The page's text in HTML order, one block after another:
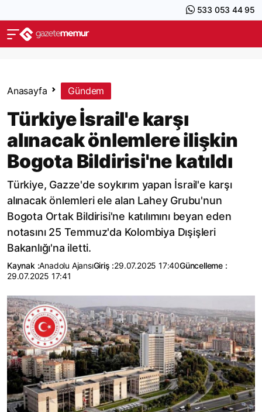
533 053 44 95
Anasayfa Gündem
Türkiye İsrail'e karşı
alınacak önlemlere ilişkin
Bogota Bildirisi'ne katıldı
Türkiye, Gazze'de soykırım yapan İsrail'e karşı
alınacak önlemleri ele alan Lahey Grubu'nun
Bogota Ortak Bildirisi'ne katılımını beyan eden
notasını 25 Temmuz'da Kolombiya Dışişleri
Bakanlığı'na iletti.
Kaynak :Anadolu AjansıGiriş :29.07.2025 17:40Güncelleme :
29.07.2025 17:41